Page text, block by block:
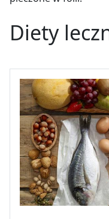
Diety